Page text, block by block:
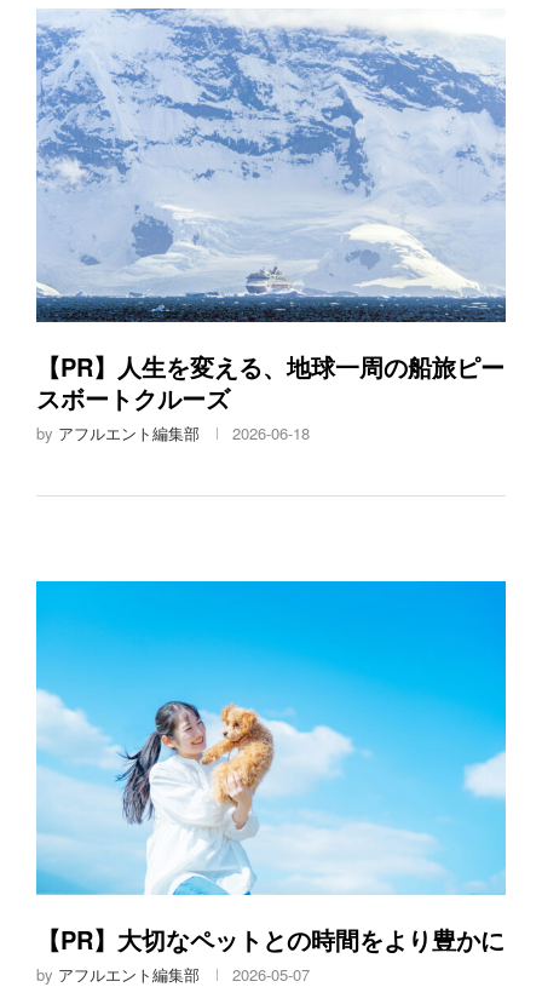
【PR】人生を変える、地球一周の船旅ピー
スボートクルーズ
by アフルエント編集部 2026-06-18
【PR】大切なペットとの時間をより豊かに
by アフルエント編集部 2026-05-07